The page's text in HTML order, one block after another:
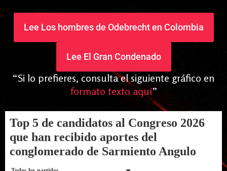
Lee Los hombres de Odebrecht en Colombia
Lee El Gran Condenado
“Si lo prefieres, consulta el siguiente gráfico en
formato texto aquí”